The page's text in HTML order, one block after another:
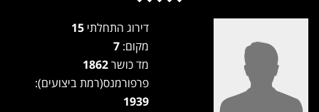
דירוג התחלתי
מקום:
מד כושר
פרפורמנס(רמת ביצועים):
1939